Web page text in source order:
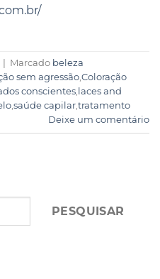
PESQUISAR
Marcado beleza
sem agressão Coloração
conscientes laces and
saúde capilar tratamento
Deixe um comentário